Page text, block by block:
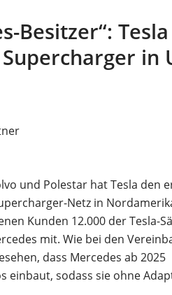
Besitzer“:
in
und Polestar hat Tesla den
Netz in
Kunden 12.000 der Tesla-
mit. Wie bei den
dass Mercedes ab 2025
einbaut, sodass sie ohne